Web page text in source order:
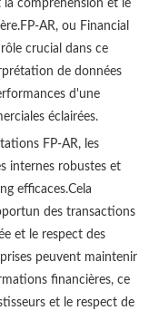
compréhension et le
AR, ou Financial
crucial dans ce
de données
d'une
éclairées.
FP-AR, les
internes robustes et
efficaces.Cela
des transactions
et le respect des
peuvent maintenir
financières, ce
et le respect de